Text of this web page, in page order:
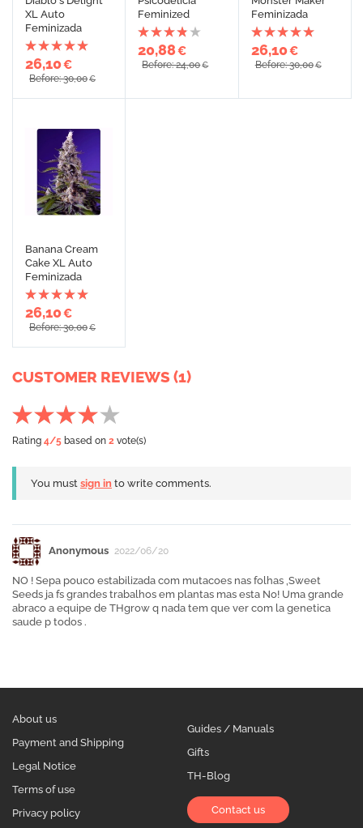
XL Auto
Feminizada
26,10€
Before: 30,00€
Feminized
20,88€
Before: 24,00€
Feminizada
26,10€
Before: 30,00€
Banana Cream
Cake XL Auto
Feminizada
26,10€
Before: 30,00€
CUSTOMER REVIEWS (1)
Rating 4/5 based on 2 vote(s)
You must sign in to write comments.
Anonymous 2022/06/20
NO ! Sepa pouco estabilizada com mutacoes nas folhas ,Sweet
Seeds ja fs grandes trabalhos em plantas mas esta No! Uma grande
abraco a equipe de THgrow q nada tem que ver com la genetica
saude p todos .
About us
Payment and Shipping
Legal Notice
Terms of use
Privacy policy
Guides / Manuals
Gifts
TH-Blog
Contact us